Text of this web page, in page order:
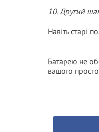
10. Другий
Навіть старі
Батарею не
вашого